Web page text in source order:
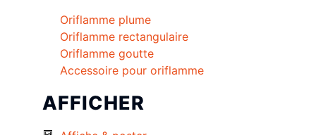
Oriflamme plume
Oriflamme rectangulaire
Oriflamme goutte
Accessoire pour oriflamme
AFFICHER